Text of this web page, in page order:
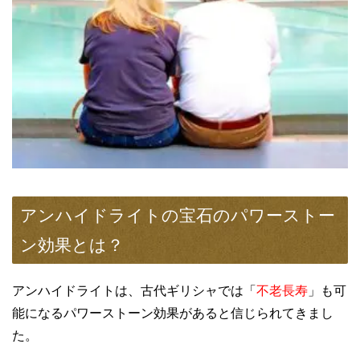
アンハイドライトの宝石のパワーストー
ン効果とは？
アンハイドライトは、古代ギリシャでは「 不老長寿 」も可
能になるパワーストーン効果があると信じられてきまし
た。